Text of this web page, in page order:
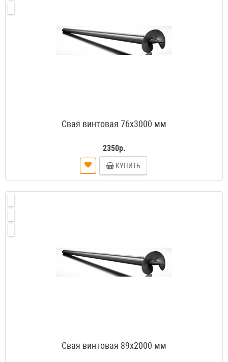
Свая винтовая 76х3000 мм
2350р.
КУПИТЬ
Свая винтовая 89х2000 мм